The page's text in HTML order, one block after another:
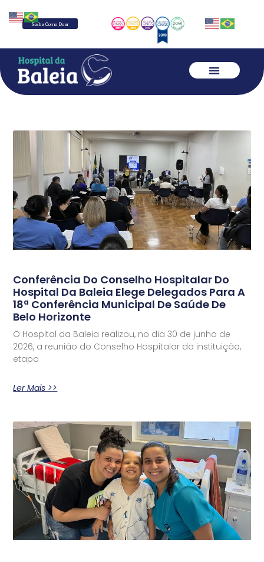
Saiba Como Doar
Conferência Do Conselho Hospitalar Do
Hospital Da Baleia Elege Delegados Para A
18ª Conferência Municipal De Saúde De
Belo Horizonte
O Hospital da Baleia realizou, no dia 30 de junho de
2026, a reunião do Conselho Hospitalar da instituição,
etapa
Ler Mais >>